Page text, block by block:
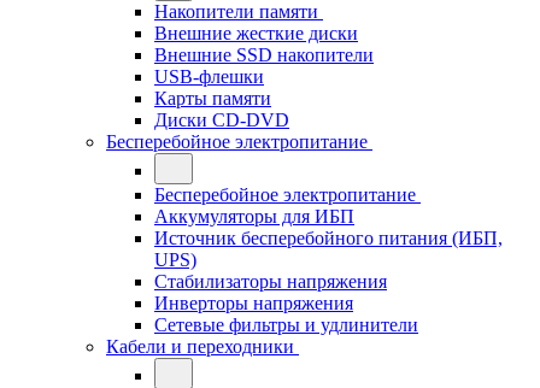
Накопители памяти
Внешние жесткие диски
Внешние SSD накопители
USB-флешки
Карты памяти
Диски CD-DVD
Бесперебойное электропитание
Бесперебойное электропитание
Аккумуляторы для ИБП
Источник бесперебойного питания (ИБП,
UPS)
Стабилизаторы напряжения
Инверторы напряжения
Сетевые фильтры и удлинители
Кабели и переходники